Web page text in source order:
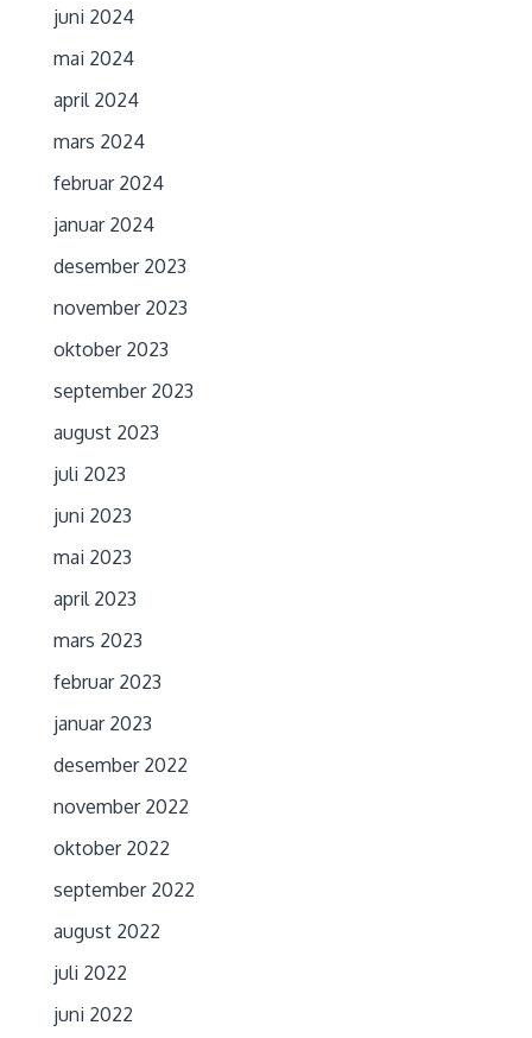
juni 2024
mai 2024
april 2024
mars 2024
februar 2024
januar 2024
desember 2023
november 2023
oktober 2023
september 2023
august 2023
juli 2023
juni 2023
mai 2023
april 2023
mars 2023
februar 2023
januar 2023
desember 2022
november 2022
oktober 2022
september 2022
august 2022
juli 2022
juni 2022